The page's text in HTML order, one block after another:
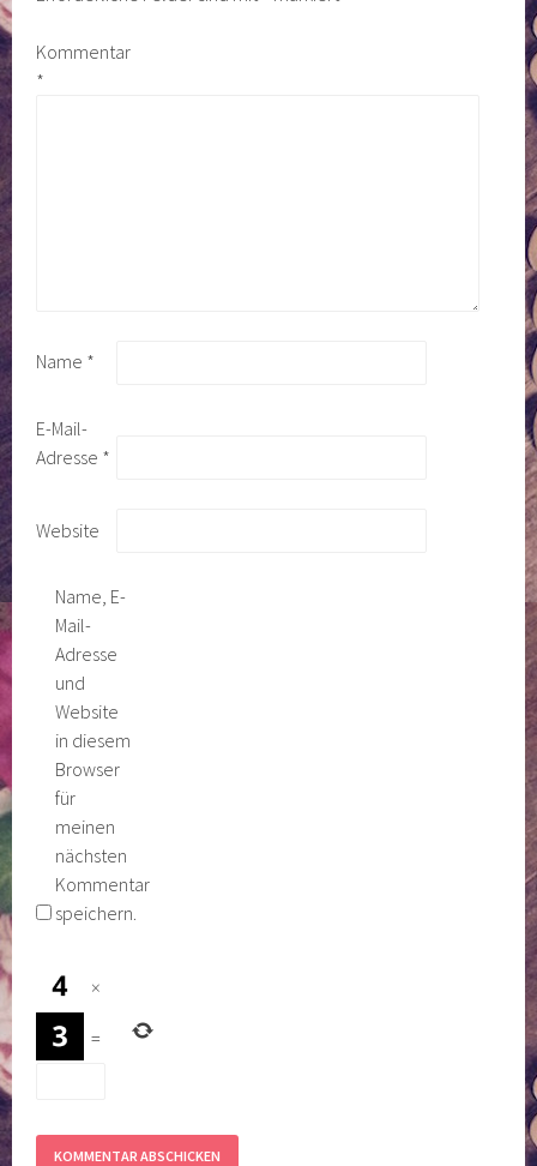
Kommentar
*
Name *
E-Mail-
Adresse *
Website
Name, E-
Mail-
Adresse
und
Website
in diesem
Browser
für
meinen
nächsten
Kommentar
speichern.
×
=